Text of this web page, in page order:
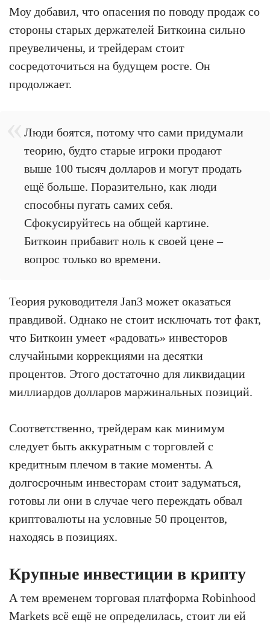
Моу добавил, что опасения по поводу продаж со
стороны старых держателей Биткоина сильно
преувеличены, и трейдерам стоит
сосредоточиться на будущем росте. Он
продолжает.
Люди боятся, потому что сами придумали
теорию, будто старые игроки продают
выше 100 тысяч долларов и могут продать
ещё больше. Поразительно, как люди
способны пугать самих себя.
Сфокусируйтесь на общей картине.
Биткоин прибавит ноль к своей цене –
вопрос только во времени.
Теория руководителя Jan3 может оказаться
правдивой. Однако не стоит исключать тот факт,
что Биткоин умеет «радовать» инвесторов
случайными коррекциями на десятки
процентов. Этого достаточно для ликвидации
миллиардов долларов маржинальных позиций.
Соответственно, трейдерам как минимум
следует быть аккуратным с торговлей с
кредитным плечом в такие моменты. А
долгосрочным инвесторам стоит задуматься,
готовы ли они в случае чего переждать обвал
криптовалюты на условные 50 процентов,
находясь в позициях.
Крупные инвестиции в крипту
А тем временем торговая платформа Robinhood
Markets всё ещё не определилась, стоит ли ей